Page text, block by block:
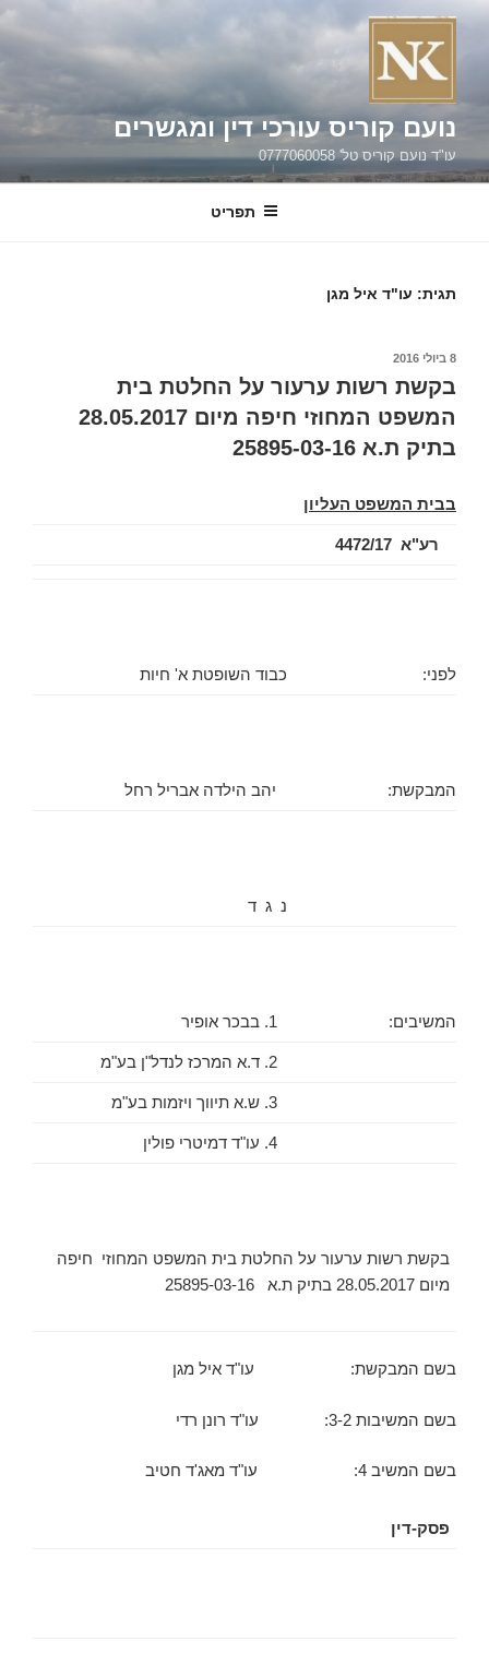
דילוג
נועם קוריס עורכי דין ומגשרים
עו"ד נועם קוריס טל' 0777060058
תפריט
תגית: עו"ד איל מגן
פורסם
8 ביולי 2016
בקשת רשות ערעור על החלטת בית
המשפט המחוזי חיפה מיום 28.05.2017
בתיק ת.א 25895-03-16
בבית המשפט העליון
רע"א 4472/17
לפני: כבוד השופטת א' חיות
המבקשת: יהב הילדה אבריל רחל
נ ג ד
המשיבים: 1. בבכר אופיר
2. ד.א המרכז לנדל"ן בע"מ
3. ש.א תיווך ויזמות בע"מ
4. עו"ד דמיטרי פולין
בקשת רשות ערעור על החלטת בית המשפט המחוזי חיפה
בשם המבקשת: עו"ד איל מגן
בשם המשיבות 3-2: עו"ד רונן רדי
בשם המשיב 4: עו"ד מאג'ד חטיב
פסק-דין